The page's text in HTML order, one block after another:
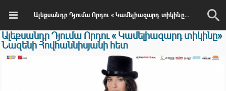
Ալեքսանդր Դյումա Որդու « Կամելիազարդ տիկինը» Նազենի Հովհաննիսյանի հետ
Ալեքսանդր Դյումա Որդու « Կամելիազարդ տիկինը»
Նազենի Հովհաննիսյանի հետ